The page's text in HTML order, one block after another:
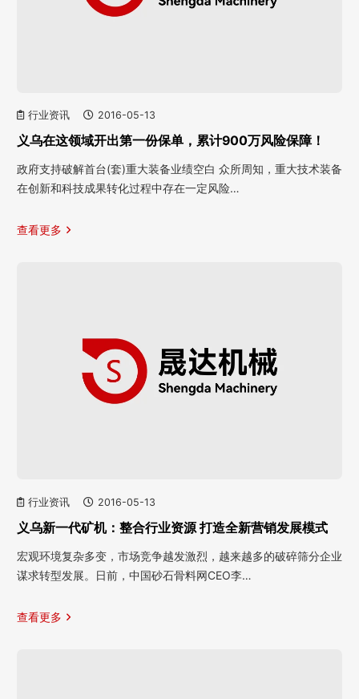
行业资讯 2016-05-13
义乌在这领域开出第一份保单，累计900万风险保障！
政府支持破解首台(套)重大装备业绩空白 众所周知，重大技术装备
在创新和科技成果转化过程中存在一定风险…
查看更多
行业资讯 2016-05-13
义乌新一代矿机：整合行业资源 打造全新营销发展模式
宏观环境复杂多变，市场竞争越发激烈，越来越多的破碎筛分企业
谋求转型发展。日前，中国砂石骨料网CEO李…
查看更多